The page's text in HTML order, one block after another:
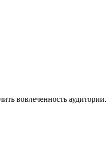
вовлеченность аудитории.